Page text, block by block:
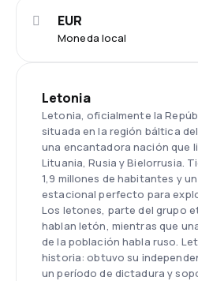
Moneda local
EUR
Letonia
Letonia, oficialmente la
situada en la región báltica
una encantadora nación que
Lituania, Rusia y Bielorrusia.
1,9 millones de habitantes y
estacional perfecto para
Los letones, parte del grupo
hablan letón, mientras que
de la población habla ruso.
historia: obtuvo su
un período de dictadura y